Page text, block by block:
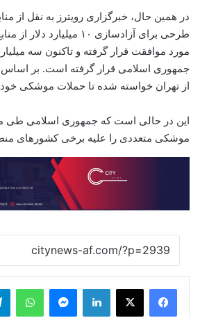
در همین حال، خبرگزاری رویترز به نقل از
طرحی برای آزادسازی ۱۰
مورد موافقت قرار گرفته و تاکنون سه میلیارد
جمهوری اسلامی قرار گرفته است. بر اساس
از تهران خواسته شده تا حملات موشکی
این در حالی است که جمهوری اسلامی طی
موشکی متعددی را علیه برخی کشورهای
LinkedIn
Messenger